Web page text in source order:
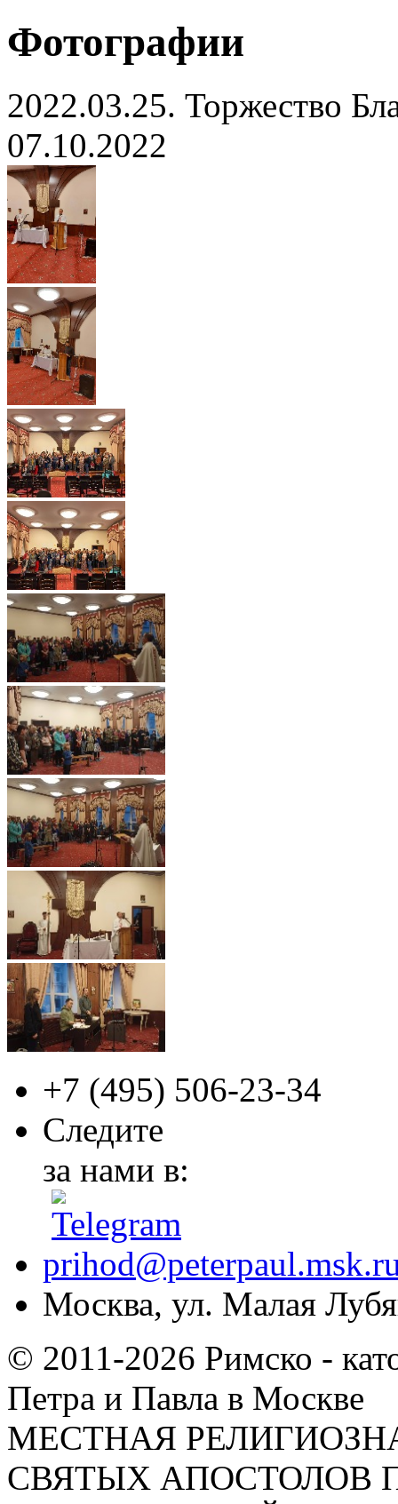
Фотографии
2022.03.25. Торжество
07.10.2022
+7 (495) 506-23-34
Следите
за нами в:
Москва, ул. Малая
© 2011-2026 Римско -
Петра и Павла в Москве
МЕСТНАЯ
СВЯТЫХ АПОСТОЛОВ